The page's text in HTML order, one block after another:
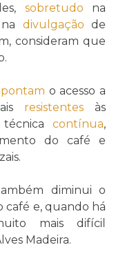
sobretudo na
divulgação de
consideram que
o acesso a
resistentesàs
contínua,
do café e
diminui o
café e, quando há
mais difícil
Madeira.